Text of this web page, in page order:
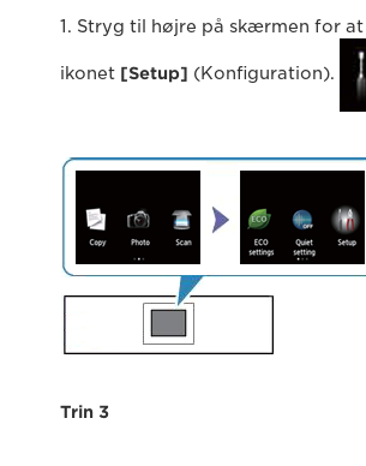
1. Stryg til højre på skærmen for at
ikonet [Setup] (Konfiguration).
Trin 3